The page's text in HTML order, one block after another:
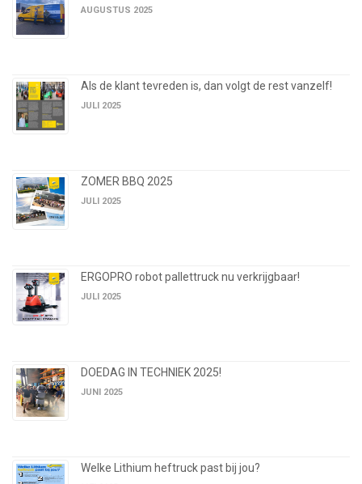
AUGUSTUS 2025
Als de klant tevreden is, dan volgt de rest vanzelf!
JULI 2025
ZOMER BBQ 2025
JULI 2025
ERGOPRO robot pallettruck nu verkrijgbaar!
JULI 2025
DOEDAG IN TECHNIEK 2025!
JUNI 2025
Welke Lithium heftruck past bij jou?